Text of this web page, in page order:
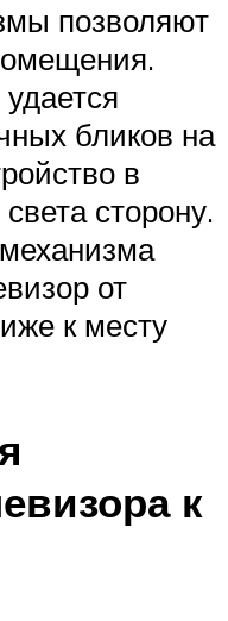
позволяют
бликов на
в
сторону.
от
к месту
к